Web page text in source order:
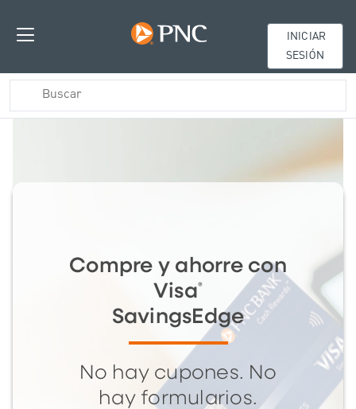
INICIAR
SESIÓN
Compre y ahorre con
Visa®
SavingsEdge
No hay cupones. No
hay formularios.